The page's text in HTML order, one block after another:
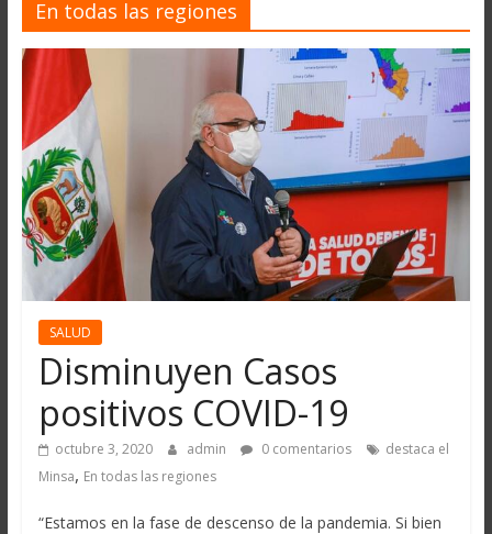
En todas las regiones
SALUD
Disminuyen Casos
positivos COVID-19
octubre 3, 2020 admin 0 comentarios
destaca el
Minsa, En todas las regiones
“Estamos en la fase de descenso de la pandemia. Si bien